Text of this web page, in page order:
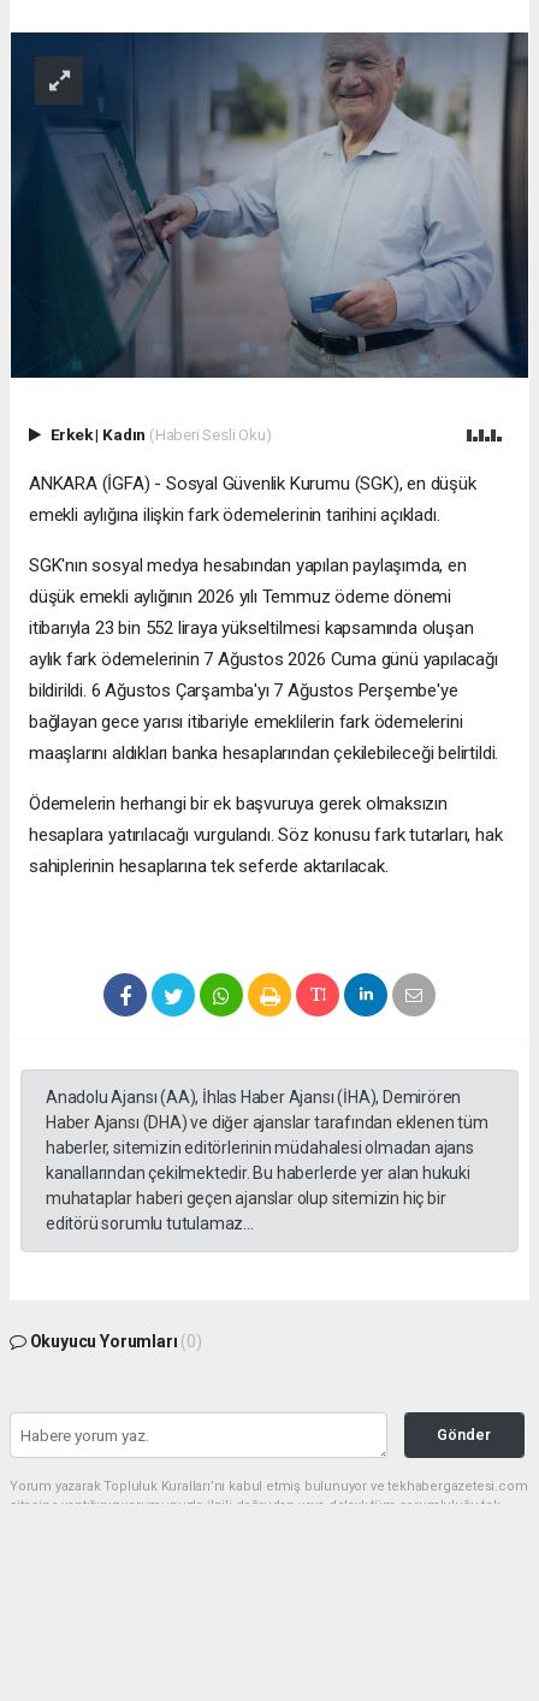
Erkek| Kadın (Haberi Sesli Oku)
ANKARA (İGFA) - Sosyal Güvenlik Kurumu (SGK), en düşük
emekli aylığına ilişkin fark ödemelerinin tarihini açıkladı.
SGK'nın sosyal medya hesabından yapılan paylaşımda, en
düşük emekli aylığının 2026 yılı Temmuz ödeme dönemi
itibarıyla 23 bin 552 liraya yükseltilmesi kapsamında oluşan
aylık fark ödemelerinin 7 Ağustos 2026 Cuma günü yapılacağı
bildirildi. 6 Ağustos Çarşamba'yı 7 Ağustos Perşembe'ye
bağlayan gece yarısı itibariyle emeklilerin fark ödemelerini
maaşlarını aldıkları banka hesaplarından çekilebileceği belirtildi.
Ödemelerin herhangi bir ek başvuruya gerek olmaksızın
hesaplara yatırılacağı vurgulandı. Söz konusu fark tutarları, hak
sahiplerinin hesaplarına tek seferde aktarılacak.
Anadolu Ajansı (AA), İhlas Haber Ajansı (İHA), Demirören
Haber Ajansı (DHA) ve diğer ajanslar tarafından eklenen tüm
haberler, sitemizin editörlerinin müdahalesi olmadan ajans
kanallarından çekilmektedir. Bu haberlerde yer alan hukuki
muhataplar haberi geçen ajanslar olup sitemizin hiç bir
editörü sorumlu tutulamaz...
Okuyucu Yorumları (0)
Gönder
Yorum yazarak Topluluk Kuralları’nı kabul etmiş bulunuyor ve tekhabergazetesi.com
sitesine yaptığınız yorumunuzla ilgili doğrudan veya dolaylı tüm sorumluluğu tek